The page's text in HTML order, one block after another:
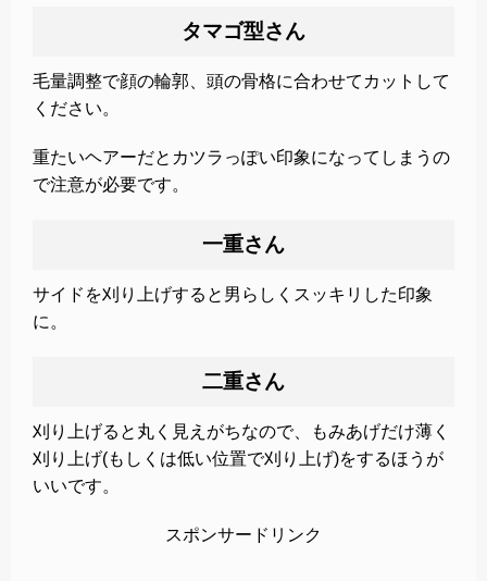
タマゴ型さん
毛量調整で顔の輪郭、頭の骨格に合わせてカットして
ください。
重たいヘアーだとカツラっぽい印象になってしまうの
で注意が必要です。
一重さん
サイドを刈り上げすると男らしくスッキリした印象
に。
二重さん
刈り上げると丸く見えがちなので、もみあげだけ薄く
刈り上げ(もしくは低い位置で刈り上げ)をするほうが
いいです。
スポンサードリンク